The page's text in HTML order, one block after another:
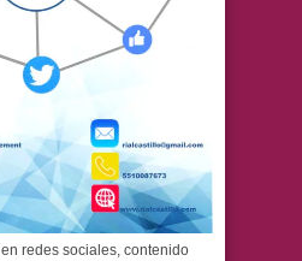
redes sociales, contenido